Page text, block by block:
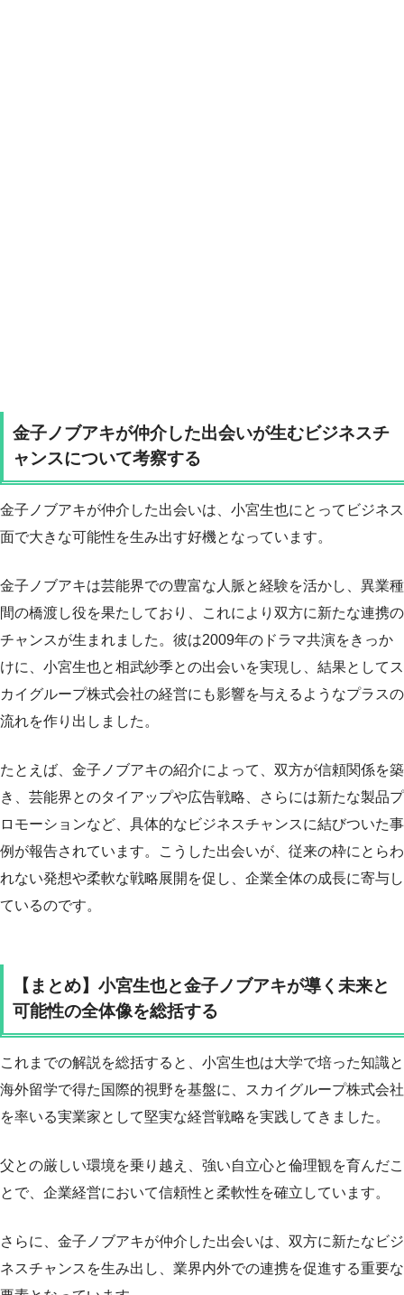
金子ノブアキが仲介した出会いが生むビジネスチ
ャンスについて考察する
金子ノブアキが仲介した出会いは、小宮生也にとってビジネス
面で大きな可能性を生み出す好機となっています。
金子ノブアキは芸能界での豊富な人脈と経験を活かし、異業種
間の橋渡し役を果たしており、これにより双方に新たな連携の
チャンスが生まれました。彼は2009年のドラマ共演をきっか
けに、小宮生也と相武紗季との出会いを実現し、結果としてス
カイグループ株式会社の経営にも影響を与えるようなプラスの
流れを作り出しました。
たとえば、金子ノブアキの紹介によって、双方が信頼関係を築
き、芸能界とのタイアップや広告戦略、さらには新たな製品プ
ロモーションなど、具体的なビジネスチャンスに結びついた事
例が報告されています。こうした出会いが、従来の枠にとらわ
れない発想や柔軟な戦略展開を促し、企業全体の成長に寄与し
ているのです。
【まとめ】小宮生也と金子ノブアキが導く未来と
可能性の全体像を総括する
これまでの解説を総括すると、小宮生也は大学で培った知識と
海外留学で得た国際的視野を基盤に、スカイグループ株式会社
を率いる実業家として堅実な経営戦略を実践してきました。
父との厳しい環境を乗り越え、強い自立心と倫理観を育んだこ
とで、企業経営において信頼性と柔軟性を確立しています。
さらに、金子ノブアキが仲介した出会いは、双方に新たなビジ
ネスチャンスを生み出し、業界内外での連携を促進する重要な